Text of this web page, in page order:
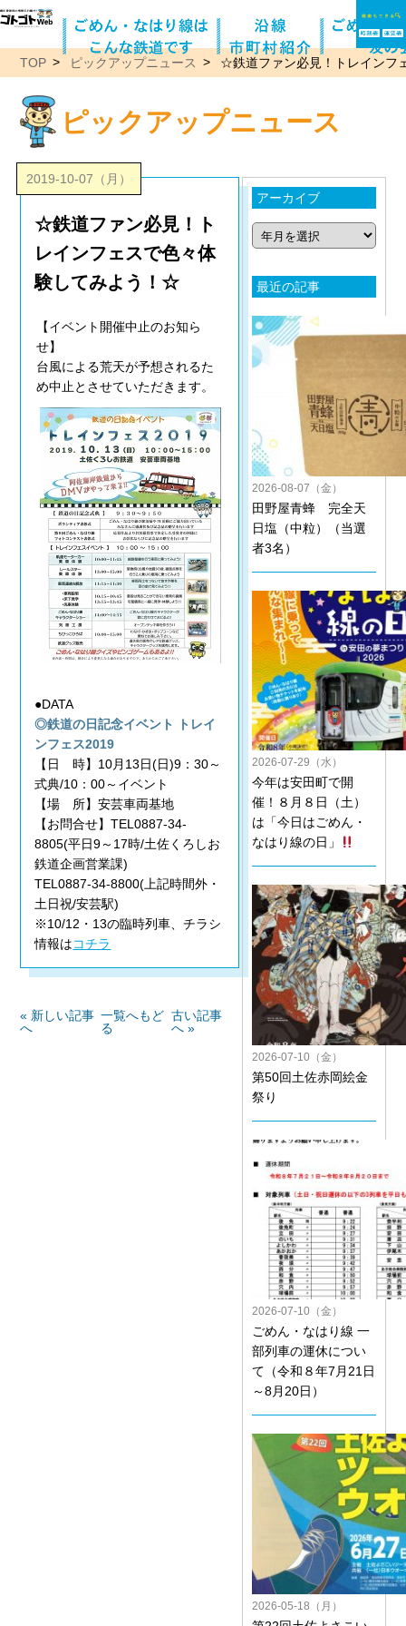
TOP ピックアップニュース ☆鉄道ファン必見！トレインフ
ピックアップニュース
2019-10-07（月）
☆鉄道ファン必見！ト
レインフェスで色々体
験してみよう！☆
【イベント開催中止のお知ら
せ】
台風による荒天が予想されるた
め中止とさせていただきます。
●DATA
◎鉄道の日記念イベント トレイ
ンフェス2019
【日 時】10月13日(日)9：30～
式典/10：00～イベント
【場 所】安芸車両基地
【お問合せ】TEL0887-34-
8805(平日9～17時/土佐くろしお
鉄道企画営業課)
TEL0887-34-8800(上記時間外・
土日祝/安芸駅)
※10/12・13の臨時列車、チラシ
情報はコチラ
« 新しい記事
へ
一覧へもど
る
古い記事
へ »
アーカイブ
最近の記事
2026-08-07（金）
田野屋青蜂 完全天
日塩（中粒）（当選
者3名）
2026-07-29（水）
今年は安田町で開
催！８月８日（土）
は「今日はごめん・
なはり線の日」
2026-07-10（金）
第50回土佐赤岡絵金
祭り
2026-07-10（金）
ごめん・なはり線 一
部列車の運休につい
て（令和８年7月21日
～8月20日）
2026-05-18（月）